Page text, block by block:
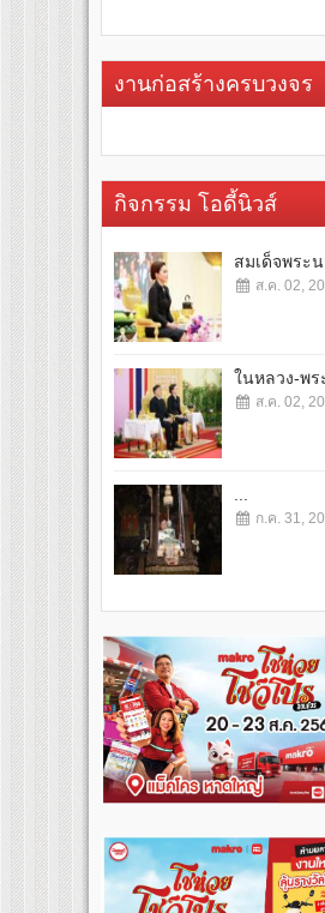
งานก่อสร้างครบวงจร
กิจกรรม โอดี้นิวส์
สมเด็จพระน
ส.ค. 02,
ในหลวง-พร
ส.ค. 02,
ก.ค. 31,